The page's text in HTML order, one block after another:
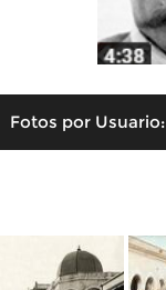
Fotos por Usuario: